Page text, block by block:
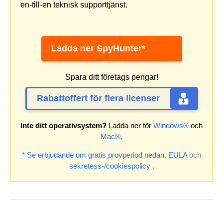
en-till-en teknisk supporttjänst.
Ladda ner SpyHunter*
Spara ditt företags pengar!
Rabattoffert för flera licenser
Inte ditt operativsystem? Ladda ner för Windows® och
Mac®.
* Se erbjudande om gratis provperiod nedan. EULAoch
sekretess-/cookiespolicy.